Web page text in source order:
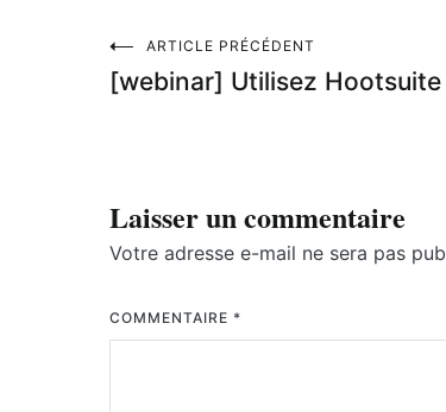
Navigation
ARTICLE PRÉCÉDENT
[webinar] Utilisez
Laisser un commentaire
Votre adresse e-mail ne sera pas
COMMENTAIRE *